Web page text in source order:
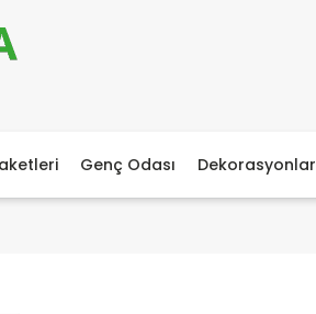
Genç Odası Dekorasyonlar